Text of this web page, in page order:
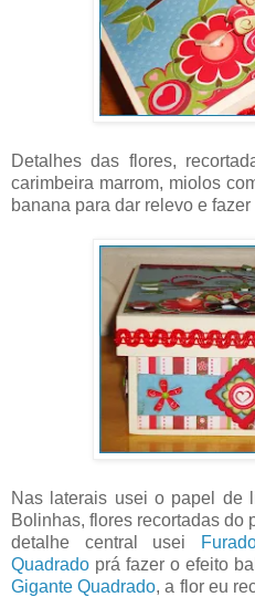
Detalhes das flores,
carimbeira marrom, miolos
banana para dar relevo e
Nas laterais usei o papel de
Bolinhas, flores recortadas do
detalhe central usei
Quadrado prá fazer o efeito
Gigante Quadrado, a flor eu